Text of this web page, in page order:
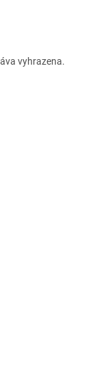
vyhrazena.